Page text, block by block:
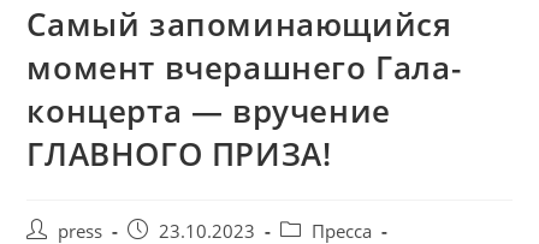
Самый запоминающийся
момент вчерашнего Гала-
концерта — вручение
ГЛАВНОГО ПРИЗА!
press 23.10.2023
Пресса